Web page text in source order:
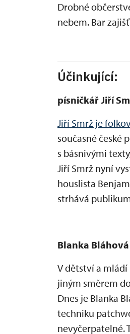
Drobné
nebem. Bar
Účinkující:
písničkář Jiří
Jiří Smrž je
současné české
s básnivými
Jiří Smrž nyní
houslista
strhává
Blanka Bláhová
V dětství a
jiným směrem
Dnes je Blanka
techniku
nevyčerpatelné.